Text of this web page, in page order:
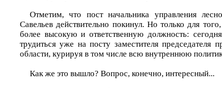
Отметим, что пост начальника управления
Савельев действительно покинул. Но только для
более высокую и ответственную должность:
трудиться уже на посту заместителя председателя
области, курируя в том числе всю внутреннюю
Как же это вышло? Вопрос, конечно, интересный...